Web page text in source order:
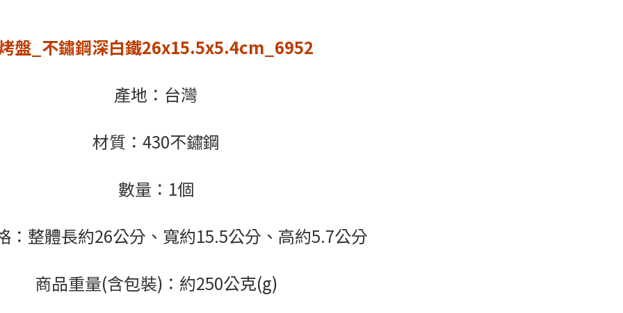
盤_不鏽鋼深白鐵26x15.5x5.4cm_6952
產地：台灣
材質：430不鏽鋼
數量：1個
：整體長約26公分、寬約15.5公分、高約5.7公分
商品重量(含包裝)：約250公克(g)